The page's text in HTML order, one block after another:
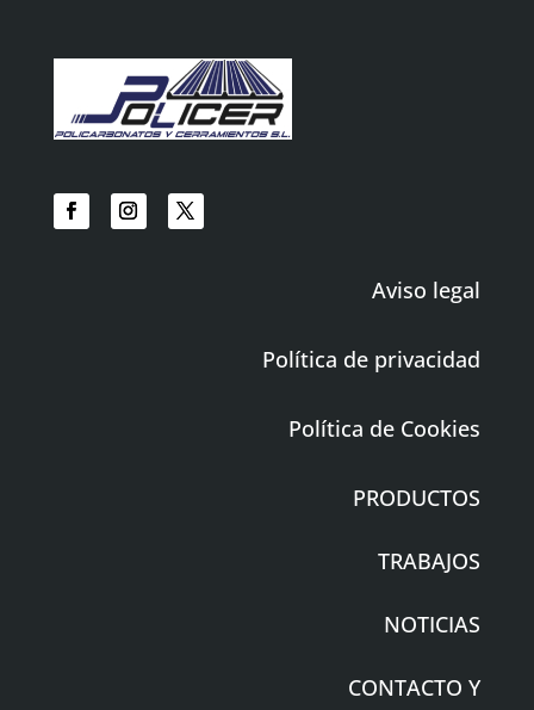
Aviso legal
Política de privacidad
Política de Cookies
PRODUCTOS
TRABAJOS
NOTICIAS
CONTACTO Y